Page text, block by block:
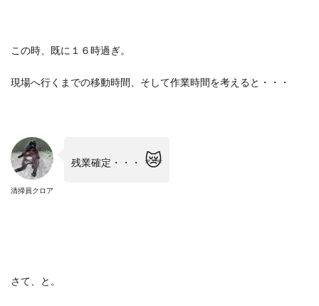
この時、既に１６時過ぎ。
現場へ行くまでの移動時間、そして作業時間を考えると・・・
清掃員クロア
残業確定・・・ 😿
さて、と。